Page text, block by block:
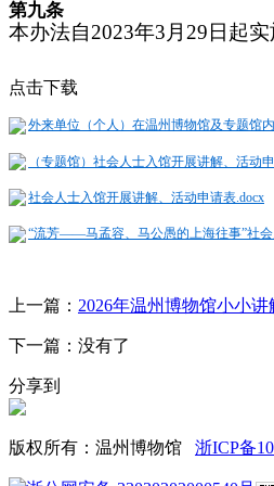
第九条
本办法自2023年3月 29 日起
点击下载
外来单位（个人）在温州博物馆及专题馆
（专题馆）社会人士入馆开展讲解、活动
社会人士入馆开展讲解、活动申请表.docx
“流芳——马孟容、马公愚的上海往事”社会
上一篇： 2026年温州博物馆小小
下一篇：没有了
分享到
版权所有：温州博物馆 浙ICP备